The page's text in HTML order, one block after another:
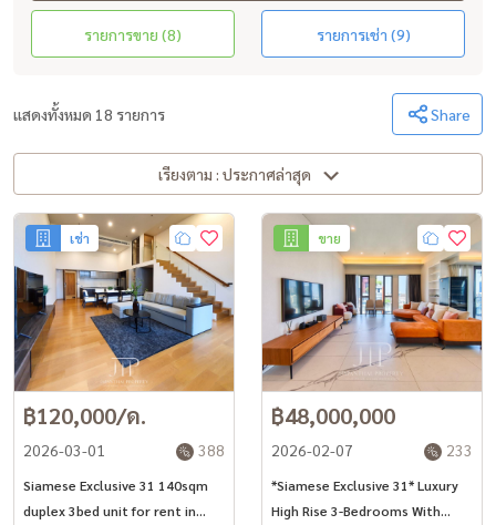
รายการขาย (8) รายการเช่า (9)
แสดงทั้งหมด 18 รายการ Share
เรียงตาม : ประกาศล่าสุด
เช่า
฿120,000/ด.
2026-03-01 388
Siamese Exclusive 31 140sqm
duplex 3bed unit for rent in
ขาย
฿48,000,000
2026-02-07 233
*Siamese Exclusive 31* Luxury
High Rise 3-Bedrooms With